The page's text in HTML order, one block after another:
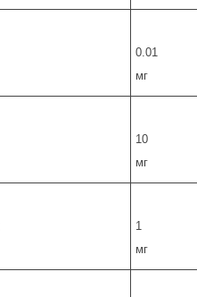
0.01
мг
10
мг
1
мг